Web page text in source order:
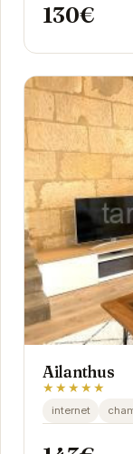
130€
Ailanthus
★★★★★
internet